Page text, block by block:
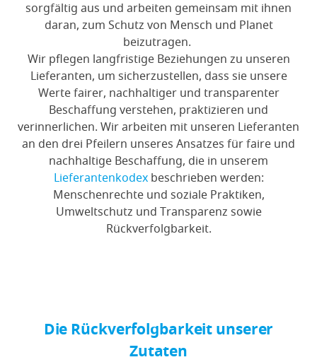
sorgfältig aus und arbeiten gemeinsam mit ihnen
daran, zum Schutz von Mensch und Planet
beizutragen.
Wir pflegen langfristige Beziehungen zu unseren
Lieferanten, um sicherzustellen, dass sie unsere
Werte fairer, nachhaltiger und transparenter
Beschaffung verstehen, praktizieren und
verinnerlichen. Wir arbeiten mit unseren Lieferanten
an den drei Pfeilern unseres Ansatzes für faire und
nachhaltige Beschaffung, die in unserem
Lieferantenkodexbeschrieben werden:
Menschenrechte und soziale Praktiken,
Umweltschutz und Transparenz sowie
Rückverfolgbarkeit.
Die Rückverfolgbarkeit unserer
Zutaten